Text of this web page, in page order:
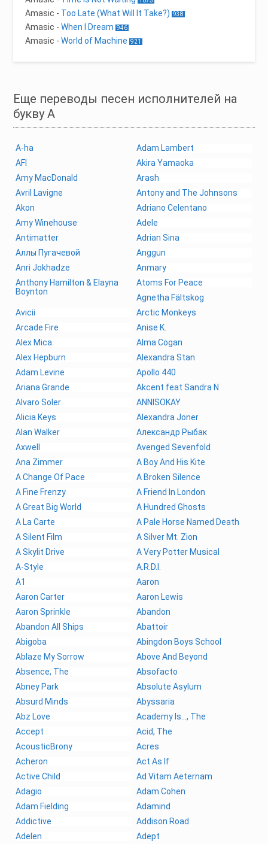
Amasic - Too Late (What Will It Take?) 938
Amasic -When I Dream 946
Amasic -World of Machine 921
Еще переводы песен исполнителей на
букву A
A-ha
Adam Lambert
AFI
Akira Yamaoka
Amy MacDonald
Arash
Avril Lavigne
Antony and The Johnsons
Akon
Adriano Celentano
Amy Winehouse
Adele
Antimatter
Adrian Sina
Аллы Пугачевой
Anggun
Anri Jokhadze
Anmary
Anthony Hamilton & Elayna
Boynton
Atoms For Peace
Agnetha Fältskog
Avicii
Arctic Monkeys
Arcade Fire
Anise K.
Alex Mica
Alma Cogan
Alex Hepburn
Alexandra Stan
Adam Levine
Apollo 440
Ariana Grande
Akcent feat Sandra N
Alvaro Soler
ANNISOKAY
Alicia Keys
Alexandra Joner
Alan Walker
Александр Рыбак
Axwell
Avenged Sevenfold
Ana Zimmer
A Boy And His Kite
A Change Of Pace
A Broken Silence
A Fine Frenzy
A Friend In London
A Great Big World
A Hundred Ghosts
A La Carte
A Pale Horse Named Death
A Silent Film
A Silver Mt. Zion
A Skylit Drive
A Very Potter Musical
A-Style
A.R.D.I.
A1
Aaron
Aaron Carter
Aaron Lewis
Aaron Sprinkle
Abandon
Abandon All Ships
Abattoir
Abigoba
Abingdon Boys School
Ablaze My Sorrow
Above And Beyond
Absence, The
Absofacto
Abney Park
Absolute Asylum
Absurd Minds
Abyssaria
Abz Love
Academy Is..., The
Accept
Acid, The
AcousticBrony
Acres
Acheron
Act As If
Active Child
Ad Vitam Aeternam
Adagio
Adam Cohen
Adam Fielding
Adamind
Addictive
Addison Road
Adelen
Adept